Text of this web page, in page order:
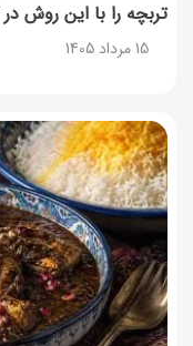
تربچه را با این روش در
15 مرداد 1405